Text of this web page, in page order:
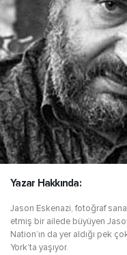
Yazar Hakkında:
Jason Eskenazi, fotoğraf
etmiş bir ailede büyüyen
Nation’ın da yer aldığı pek
York’ta yaşıyor.